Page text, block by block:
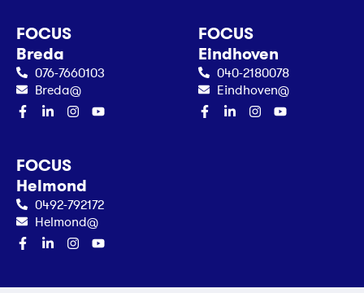
FOCUS
Breda
076-7660103
Breda@
FOCUS
Eindhoven
040-2180078
Eindhoven@
FOCUS
Helmond
0492-792172
Helmond@